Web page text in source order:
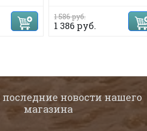
1 586 руб.
1 386 руб.
новости нашего
магазина